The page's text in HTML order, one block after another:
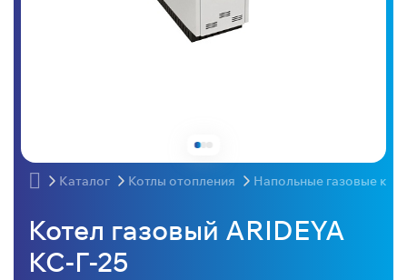
Каталог Котлы отопления Напольные газовые
Котел газовый ARIDEYA
КС-Г-25